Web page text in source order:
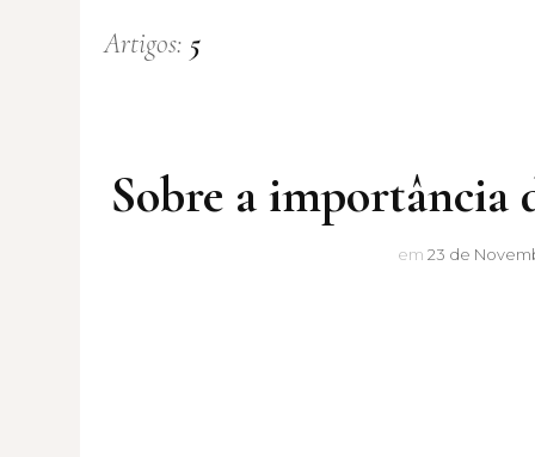
Artigos: 5
Sobre a importância
em 23 de